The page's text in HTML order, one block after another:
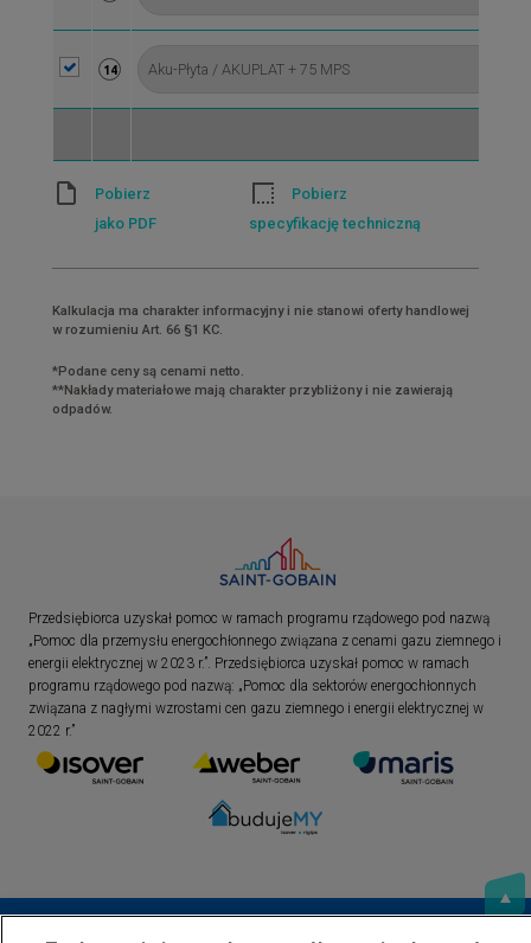
14
Pobierz
jako PDF
Pobierz
specyfikację techniczną
Kalkulacja ma charakter informacyjny i nie stanowi oferty handlowej
w rozumieniu Art. 66 §1 KC.
*Podane ceny są cenami netto.
**Nakłady materiałowe mają charakter przybliżony i nie zawierają
odpadów.
Przedsiębiorca uzyskał pomoc w ramach programu rządowego pod nazwą
„Pomoc dla przemysłu energochłonnego związana z cenami gazu ziemnego i
energii elektrycznej w 2023 r.”. Przedsiębiorca uzyskał pomoc w ramach
programu rządowego pod nazwą: „Pomoc dla sektorów energochłonnych
związana z nagłymi wzrostami cen gazu ziemnego i energii elektrycznej w
2022 r.”